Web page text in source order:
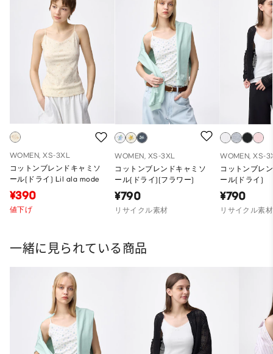
WOMEN, XS-3XL
コットンブレンドキャミソ
ール(ドライ) Lil ala mode
¥390
値下げ
WOMEN, XS-3XL
コットンブレンドキャミソ
ール(ドライ)(フラワー)
¥790
リサイクル素材
WOMEN, XS-
コットンブレ
ール(ドライ)
¥790
リサイクル素材
一緒に見られている商品